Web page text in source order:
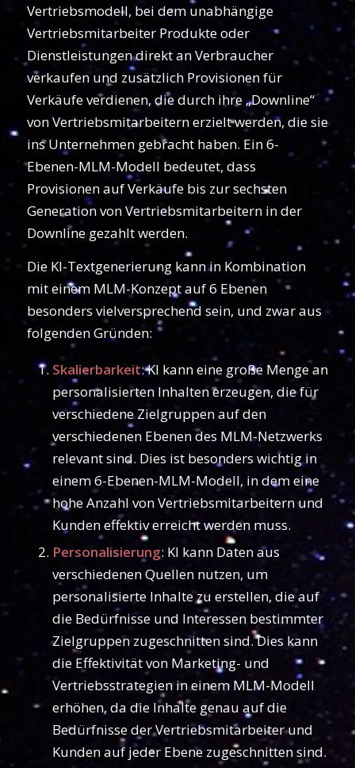
Vertriebsmodell, bei dem unabhängige
Vertriebsmitarbeiter Produkte oder
Dienstleistungen direkt an Verbraucher
verkaufen und zusätzlich Provisionen für
Verkäufe verdienen, die durch ihre „Downline“
von Vertriebsmitarbeitern erzielt werden, die sie
ins Unternehmen gebracht haben. Ein 6-
Ebenen-MLM-Modell bedeutet, dass
Provisionen auf Verkäufe bis zur sechsten
Generation von Vertriebsmitarbeitern in der
Downline gezahlt werden.
Die KI-Textgenerierung kann in Kombination
mit einem MLM-Konzept auf 6 Ebenen
besonders vielversprechend sein, und zwar aus
folgenden Gründen:
Skalierbarkeit: KI kann eine große Menge an
personalisierten Inhalten erzeugen, die für
verschiedene Zielgruppen auf den
verschiedenen Ebenen des MLM-Netzwerks
relevant sind. Dies ist besonders wichtig in
einem 6-Ebenen-MLM-Modell, in dem eine
hohe Anzahl von Vertriebsmitarbeitern und
Kunden effektiv erreicht werden muss.
Personalisierung: KI kann Daten aus
verschiedenen Quellen nutzen, um
personalisierte Inhalte zu erstellen, die auf
die Bedürfnisse und Interessen bestimmter
Zielgruppen zugeschnitten sind. Dies kann
die Effektivität von Marketing- und
Vertriebsstrategien in einem MLM-Modell
erhöhen, da die Inhalte genau auf die
Bedürfnisse der Vertriebsmitarbeiter und
Kunden auf jeder Ebene zugeschnitten sind.